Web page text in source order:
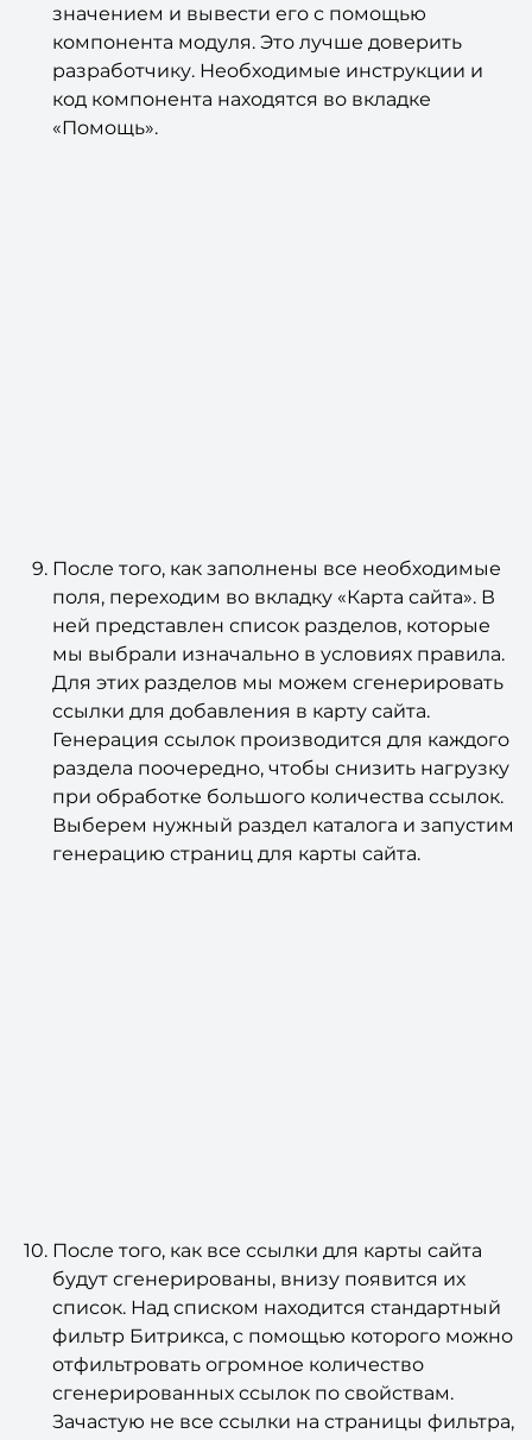
значением и вывести его с помощью
компонента модуля. Это лучше доверить
разработчику. Необходимые инструкции и
код компонента находятся во вкладке
«Помощь».
После того, как заполнены все необходимые
поля, переходим во вкладку «Карта сайта». В
ней представлен список разделов, которые
мы выбрали изначально в условиях правила.
Для этих разделов мы можем сгенерировать
ссылки для добавления в карту сайта.
Генерация ссылок производится для каждого
раздела поочередно, чтобы снизить нагрузку
при обработке большого количества ссылок.
Выберем нужный раздел каталога и запустим
генерацию страниц для карты сайта.
После того, как все ссылки для карты сайта
будут сгенерированы, внизу появится их
список. Над списком находится стандартный
фильтр Битрикса, с помощью которого можно
отфильтровать огромное количество
сгенерированных ссылок по свойствам.
Зачастую не все ссылки на страницы фильтра,